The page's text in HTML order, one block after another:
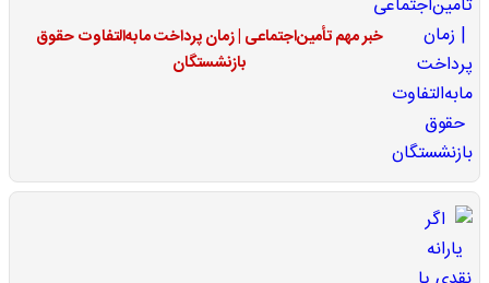
خبر مهم تأمین‌اجتماعی | زمان پرداخت مابه‌التفاوت حقوق
بازنشستگان